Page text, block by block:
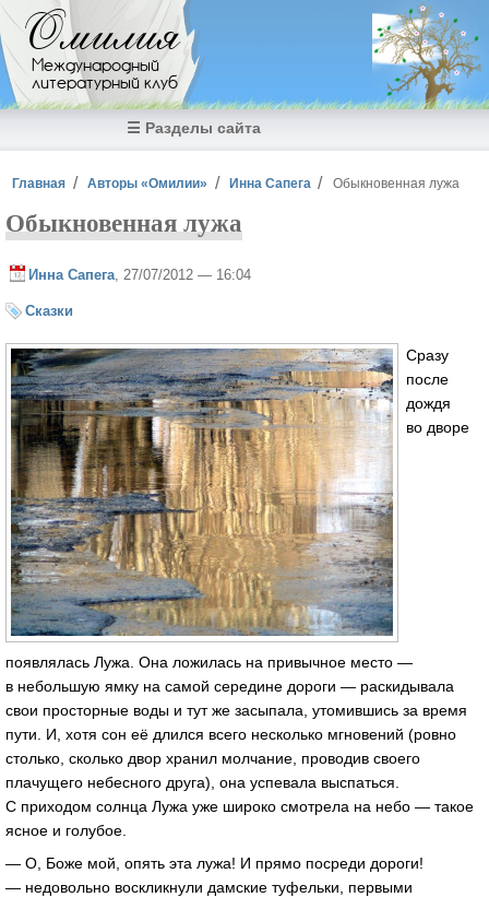
Перейти к основному содержанию
Омилия
Международный
литературный клуб
☰ Разделы сайта
Вы здесь
Главная Авторы «Омилии» Инна Сапега Обыкновенная лужа
Обыкновенная лужа
Инна Сапега , 27/07/2012 — 16:04
Сказки
Сразу
после
дождя
во дворе
появлялась Лужа. Она ложилась на привычное место —
в небольшую ямку на самой середине дороги — раскидывала
свои просторные воды и тут же засыпала, утомившись за время
пути. И, хотя сон её длился всего несколько мгновений (ровно
столько, сколько двор хранил молчание, проводив своего
плачущего небесного друга), она успевала выспаться.
С приходом солнца Лужа уже широко смотрела на небо — такое
ясное и голубое.
— О, Боже мой, опять эта лужа! И прямо посреди дороги!
— недовольно воскликнули дамские туфельки, первыми